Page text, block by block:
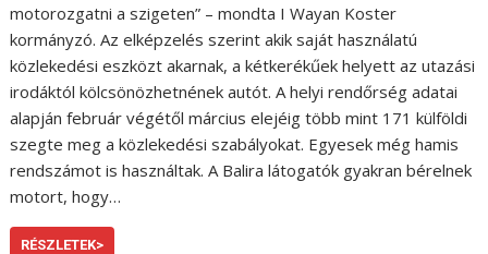
motorozgatni a szigeten” – mondta I Wayan Koster
kormányzó. Az elképzelés szerint akik saját használatú
közlekedési eszközt akarnak, a kétkerékűek helyett az utazási
irodáktól kölcsönözhetnének autót. A helyi rendőrség adatai
alapján február végétől március elejéig több mint 171 külföldi
szegte meg a közlekedési szabályokat. Egyesek még hamis
rendszámot is használtak. A Balira látogatók gyakran bérelnek
motort, hogy…
RÉSZLETEK>